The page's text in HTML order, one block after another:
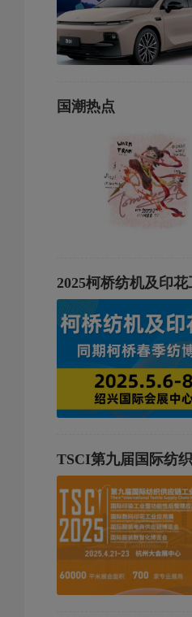
国潮热点
2025柯桥纺机及印
TSCI第九届国际纺